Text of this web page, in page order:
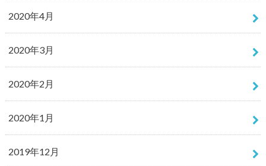
2020年4月
2020年3月
2020年2月
2020年1月
2019年12月